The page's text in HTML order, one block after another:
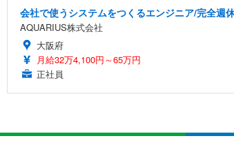
会社で使うシステムをつくるエンジニア/完全週
AQUARIUS株式会社
大阪府
月給32万4,100円～65万円
正社員